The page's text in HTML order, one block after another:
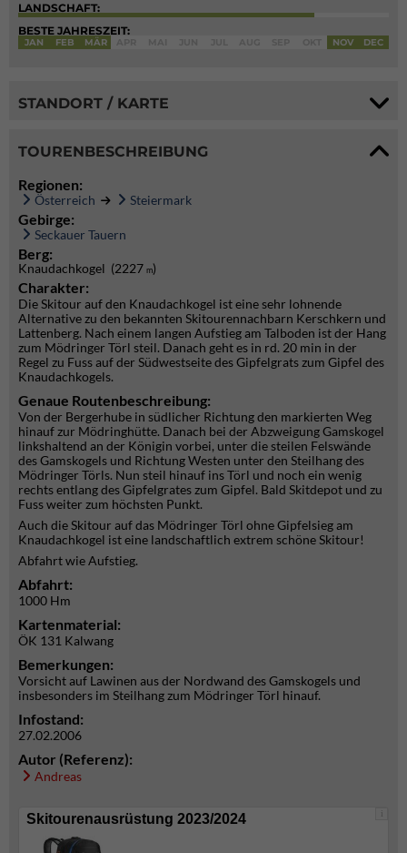
LANDSCHAFT:
BESTE JAHRESZEIT:
JAN FEB MÄR NOV DEC
STANDORT / KARTE
TOURENBESCHREIBUNG
Regionen:
Österreich Steiermark
Gebirge:
Seckauer Tauern
Berg:
Knaudachkogel (2227 m)
Charakter:
Die Skitour auf den Knaudachkogel ist eine sehr lohnende
Alternative zu den bekannten Skitourennachbarn Kerschkern und
Lattenberg. Nach einem langen Aufstieg am Talboden ist der Hang
zum Mödringer Törl steil. Danach geht es in rd. 20 min in der
Regel zu Fuss auf der Südwestseite des Gipfelgrats zum Gipfel des
Knaudachkogels.
Genaue Routenbeschreibung:
Von der Bergerhube in südlicher Richtung den markierten Weg
hinauf zur Mödringhütte. Danach bei der Abzweigung Gamskogel
linkshaltend an der Königin vorbei, unter die steilen Felswände
des Gamskogels und Richtung Westen unter den Steilhang des
Mödringer Törls. Nun steil hinauf ins Törl und noch ein wenig
rechts entlang des Gipfelgrates zum Gipfel. Bald Skitdepot und zu
Fuss weiter zum höchsten Punkt.
Auch die Skitour auf das Mödringer Törl ohne Gipfelsieg am
Knaudachkogel ist eine landschaftlich extrem schöne Skitour!
Abfahrt wie Aufstieg.
Abfahrt:
1000 Hm
Kartenmaterial:
ÖK 131 Kalwang
Bemerkungen:
Vorsicht auf Lawinen aus der Nordwand des Gamskogels und
insbesonders im Steilhang zum Mödringer Törl hinauf.
Infostand:
27.02.2006
Autor (Referenz):
Andreas
i
Skitourenausrüstung 2023/2024